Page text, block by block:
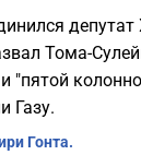
Тома-
"пятой
Газу.
Гонта.